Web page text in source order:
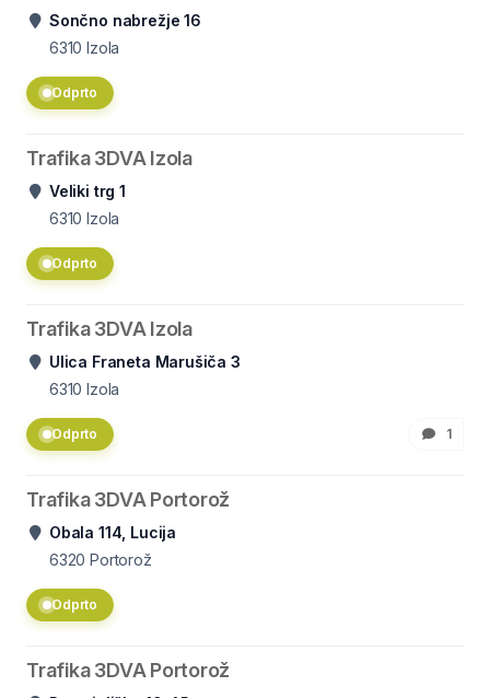
Sončno nabrežje 16
6310 Izola
Odprto
Trafika 3DVA Izola
Veliki trg 1
6310 Izola
Odprto
Trafika 3DVA Izola
Ulica Franeta Marušiča 3
6310 Izola
Odprto 1
Trafika 3DVA Portorož
Obala 114, Lucija
6320 Portorož
Odprto
Trafika 3DVA Portorož